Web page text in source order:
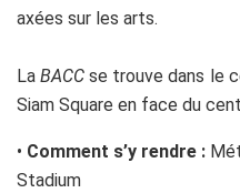
axées sur les arts.
LaBACC se trouve dans le
Siam Square en face du
• Comment s’y rendre :
Stadium